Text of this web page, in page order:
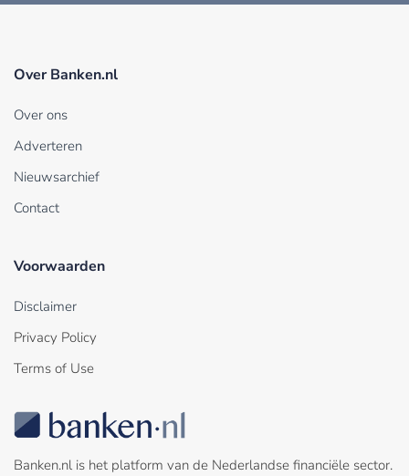
Over Banken.nl
Over ons
Adverteren
Nieuwsarchief
Contact
Voorwaarden
Disclaimer
Privacy Policy
Terms of Use
Banken.nl is het platform van de Nederlandse financiële sector.